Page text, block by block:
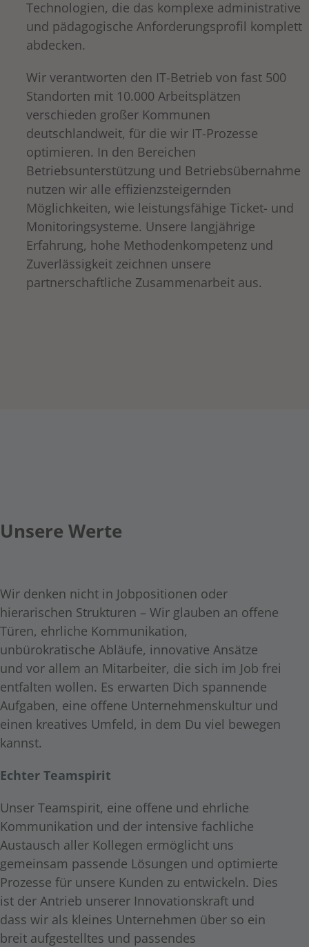
Technologien, die das komplexe administrative
und pädagogische Anforderungsprofil komplett
abdecken.
Wir verantworten den IT-Betrieb von fast 500
Standorten mit 10.000 Arbeitsplätzen
verschieden großer Kommunen
deutschlandweit, für die wir IT-Prozesse
optimieren. In den Bereichen
Betriebsunterstützung und Betriebsübernahme
nutzen wir alle effizienzsteigernden
Möglichkeiten, wie leistungsfähige Ticket- und
Monitoringsysteme. Unsere langjährige
Erfahrung, hohe Methodenkompetenz und
Zuverlässigkeit zeichnen unsere
partnerschaftliche Zusammenarbeit aus.
Unsere Werte
Wir denken nicht in Jobpositionen oder
hierarischen Strukturen – Wir glauben an offene
Türen, ehrliche Kommunikation,
unbürokratische Abläufe, innovative Ansätze
und vor allem an Mitarbeiter, die sich im Job frei
entfalten wollen. Es erwarten Dich spannende
Aufgaben, eine offene Unternehmenskultur und
einen kreatives Umfeld, in dem Du viel bewegen
kannst.
Echter Teamspirit
Unser Teamspirit, eine offene und ehrliche
Kommunikation und der intensive fachliche
Austausch aller Kollegen ermöglicht uns
gemeinsam passende Lösungen und optimierte
Prozesse für unsere Kunden zu entwickeln. Dies
ist der Antrieb unserer Innovationskraft und
dass wir als kleines Unternehmen über so ein
breit aufgestelltes und passendes